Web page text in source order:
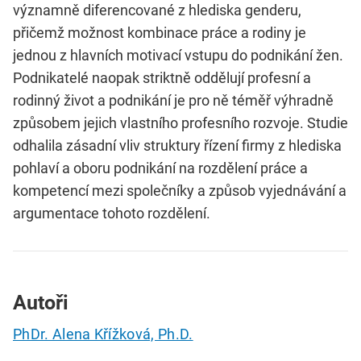
významně diferencované z hlediska genderu,
přičemž možnost kombinace práce a rodiny je
jednou z hlavních motivací vstupu do podnikání žen.
Podnikatelé naopak striktně oddělují profesní a
rodinný život a podnikání je pro ně téměř výhradně
způsobem jejich vlastního profesního rozvoje. Studie
odhalila zásadní vliv struktury řízení firmy z hlediska
pohlaví a oboru podnikání na rozdělení práce a
kompetencí mezi společníky a způsob vyjednávání a
argumentace tohoto rozdělení.
Autoři
PhDr. Alena Křížková, Ph.D.